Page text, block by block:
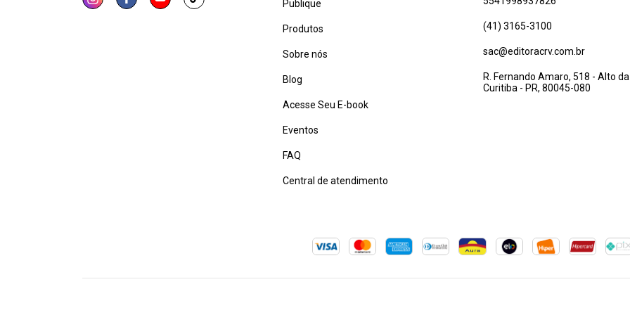
Publique
Produtos
Sobre nós
Blog
Acesse Seu E-book
Eventos
FAQ
Central de atendimento
(41) 3165-3100
sac@editoracrv.com.br
R. Fernando Amaro, 518 - Alto da
Curitiba - PR, 80045-080